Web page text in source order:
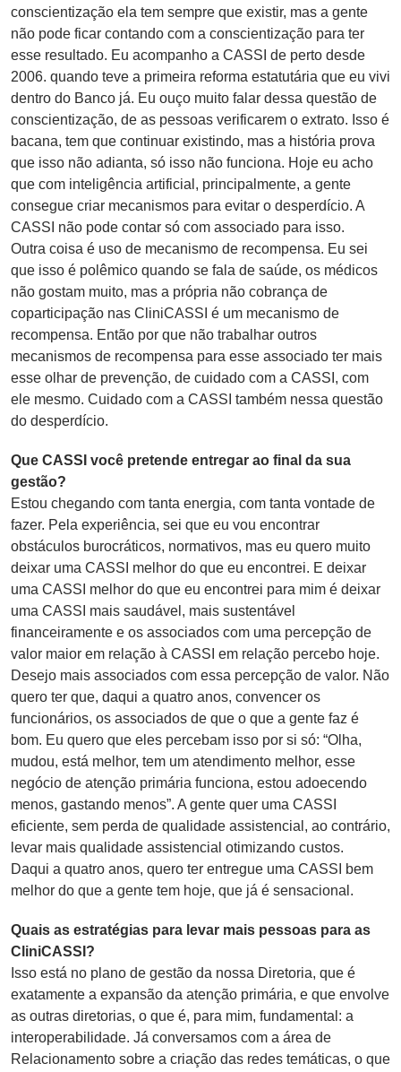
conscientização ela tem sempre que existir, mas a gente
não pode ficar contando com a conscientização para ter
esse resultado. Eu acompanho a CASSI de perto desde
2006. quando teve a primeira reforma estatutária que eu vivi
dentro do Banco já. Eu ouço muito falar dessa questão de
conscientização, de as pessoas verificarem o extrato. Isso é
bacana, tem que continuar existindo, mas a história prova
que isso não adianta, só isso não funciona. Hoje eu acho
que com inteligência artificial, principalmente, a gente
consegue criar mecanismos para evitar o desperdício. A
CASSI não pode contar só com associado para isso.
Outra coisa é uso de mecanismo de recompensa. Eu sei
que isso é polêmico quando se fala de saúde, os médicos
não gostam muito, mas a própria não cobrança de
coparticipação nas CliniCASSI é um mecanismo de
recompensa. Então por que não trabalhar outros
mecanismos de recompensa para esse associado ter mais
esse olhar de prevenção, de cuidado com a CASSI, com
ele mesmo. Cuidado com a CASSI também nessa questão
do desperdício.
Que CASSI você pretende entregar ao final da sua
gestão?
Estou chegando com tanta energia, com tanta vontade de
fazer. Pela experiência, sei que eu vou encontrar
obstáculos burocráticos, normativos, mas eu quero muito
deixar uma CASSI melhor do que eu encontrei. E deixar
uma CASSI melhor do que eu encontrei para mim é deixar
uma CASSI mais saudável, mais sustentável
financeiramente e os associados com uma percepção de
valor maior em relação à CASSI em relação percebo hoje.
Desejo mais associados com essa percepção de valor. Não
quero ter que, daqui a quatro anos, convencer os
funcionários, os associados de que o que a gente faz é
bom. Eu quero que eles percebam isso por si só: “Olha,
mudou, está melhor, tem um atendimento melhor, esse
negócio de atenção primária funciona, estou adoecendo
menos, gastando menos”. A gente quer uma CASSI
eficiente, sem perda de qualidade assistencial, ao contrário,
levar mais qualidade assistencial otimizando custos.
Daqui a quatro anos, quero ter entregue uma CASSI bem
melhor do que a gente tem hoje, que já é sensacional.
Quais as estratégias para levar mais pessoas para as
CliniCASSI?
Isso está no plano de gestão da nossa Diretoria, que é
exatamente a expansão da atenção primária, e que envolve
as outras diretorias, o que é, para mim, fundamental: a
interoperabilidade. Já conversamos com a área de
Relacionamento sobre a criação das redes temáticas, o que